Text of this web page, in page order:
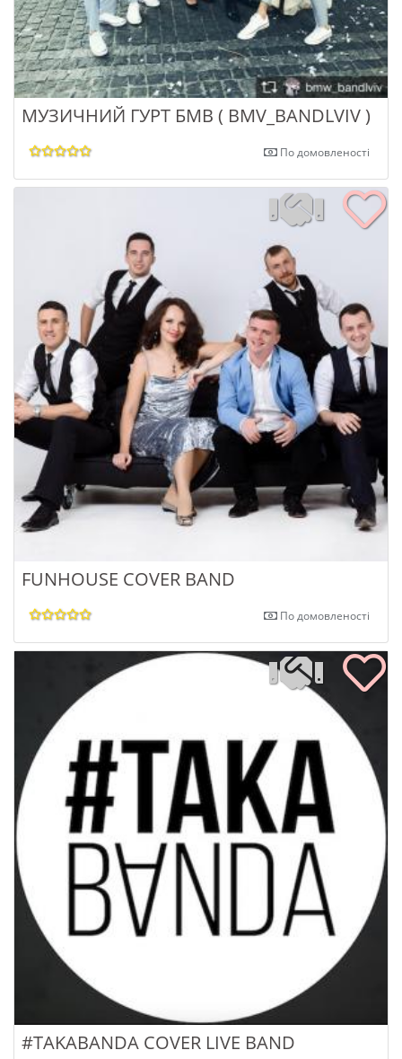
МУЗИЧНИЙ ГУРТ БМВ ( BMV_BANDLVIV )
По домовленості
FUNHOUSE COVER BAND
По домовленості
#TAKABANDA COVER LIVE BAND